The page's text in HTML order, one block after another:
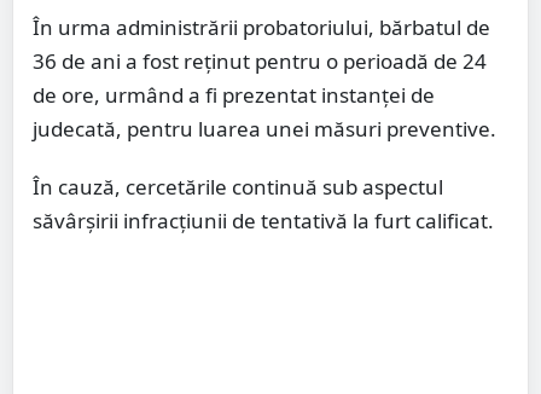
În urma administrării probatoriului, bărbatul de
36 de ani a fost reținut pentru o perioadă de 24
de ore, urmând a fi prezentat instanței de
judecată, pentru luarea unei măsuri preventive.
În cauză, cercetările continuă sub aspectul
săvârșirii infracțiunii de tentativă la furt calificat.